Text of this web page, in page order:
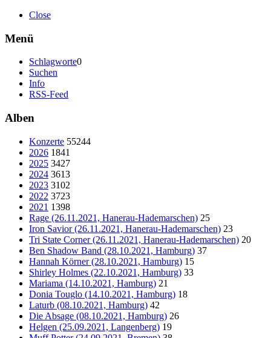
Close
Menü
Schlagworte0
Suchen
Info
RSS-Feed
Alben
Konzerte 55244
2026 1841
2025 3427
2024 3613
2023 3102
2022 3723
2021 1398
Rage (26.11.2021, Hanerau-Hademarschen) 25
Iron Savior (26.11.2021, Hanerau-Hademarschen) 23
Tri State Corner (26.11.2021, Hanerau-Hademarschen) 20
Ben Shadow Band (28.10.2021, Hamburg) 37
Hannah Körner (28.10.2021, Hamburg) 15
Shirley Holmes (22.10.2021, Hamburg) 33
Mariama (14.10.2021, Hamburg) 21
Donia Touglo (14.10.2021, Hamburg) 18
Laturb (08.10.2021, Hamburg) 42
Die Absage (08.10.2021, Hamburg) 26
Helgen (25.09.2021, Langenberg) 19